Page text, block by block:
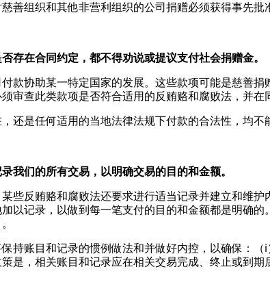
善组织和其他非营利组织的公司捐赠必须获得事先批
存在合同约定，都不得劝说或提议支付社会捐赠金。
款协助某一特定国家的发展。这些款项可能是慈善
审查此类款项是否符合适用的反贿赂和腐败法，并在
还是任何适用的当地法律法规下付款的合法性，均不
我们的所有交易，以明确交易的目的和金额。
些反贿赂和腐败法还要求进行适当记录并建立和维
以记录，以做到每一笔支付的目的和金额都是明确
持账目和记录的惯例做法和并做好内控，以确保：
是，相关账目和记录应在相关交易完成、终止或到期